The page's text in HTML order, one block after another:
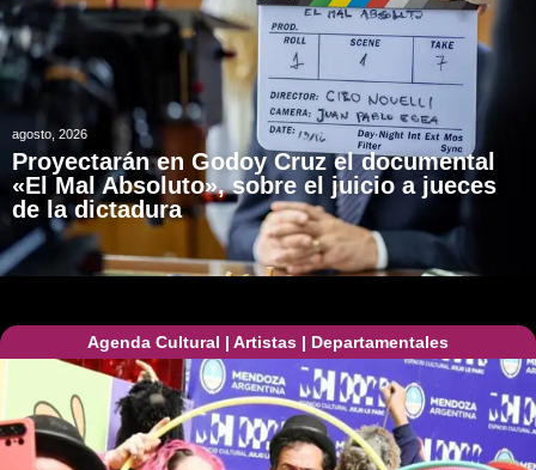
agosto, 2026
Proyectarán en Godoy Cruz el documental
«El Mal Absoluto», sobre el juicio a jueces
de la dictadura
Agenda Cultural | Artistas | Departamentales